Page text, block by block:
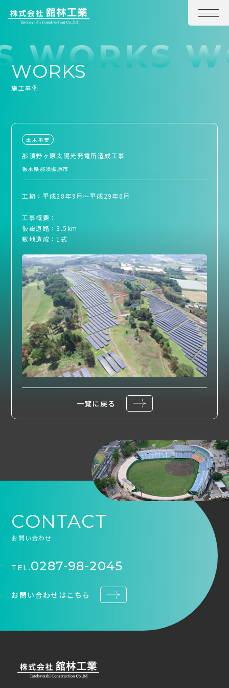
WORKS
施工事例
土木事業
那須野ヶ原太陽光発電所造成工事
栃木県那須塩原市
工期：平成28年9月～平成29年6月
工事概要：
仮設道路：3.5km
敷地造成：1式
一覧に戻る
CONTACT
お問い合わせ
TEL.0287-98-2045
お問い合わせはこちら